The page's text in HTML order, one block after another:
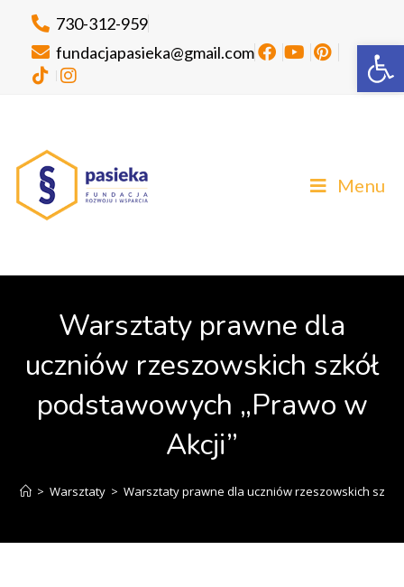
730-312-959
fundacjapasieka@gmail.com
Menu
Warsztaty prawne dla
uczniów rzeszowskich szkół
podstawowych „Prawo w
Akcji”
> Warsztaty > Warsztaty prawne dla uczniów rzeszowskich